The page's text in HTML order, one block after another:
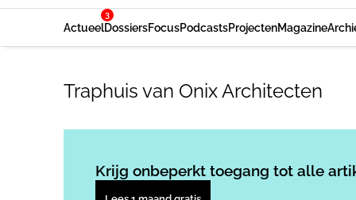
Actueel
3
DossiersFocusPodcastsProjectenMagazine
Traphuis van Onix Architecten
Krijg onbeperkt toegang tot alle